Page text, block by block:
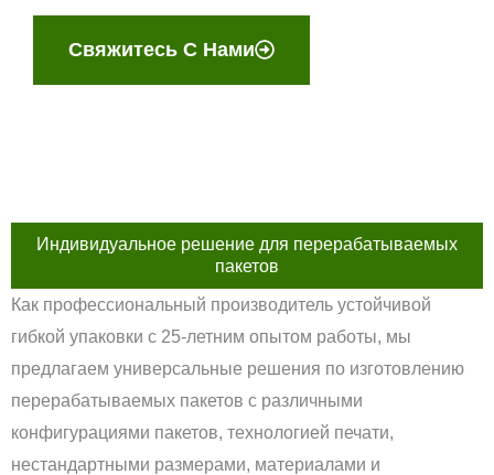
Свяжитесь С Нами
Индивидуальное решение для перерабатываемых
пакетов
Как профессиональный производитель устойчивой
гибкой упаковки с 25-летним опытом работы, мы
предлагаем универсальные решения по изготовлению
перерабатываемых пакетов с различными
конфигурациями пакетов, технологией печати,
нестандартными размерами, материалами и